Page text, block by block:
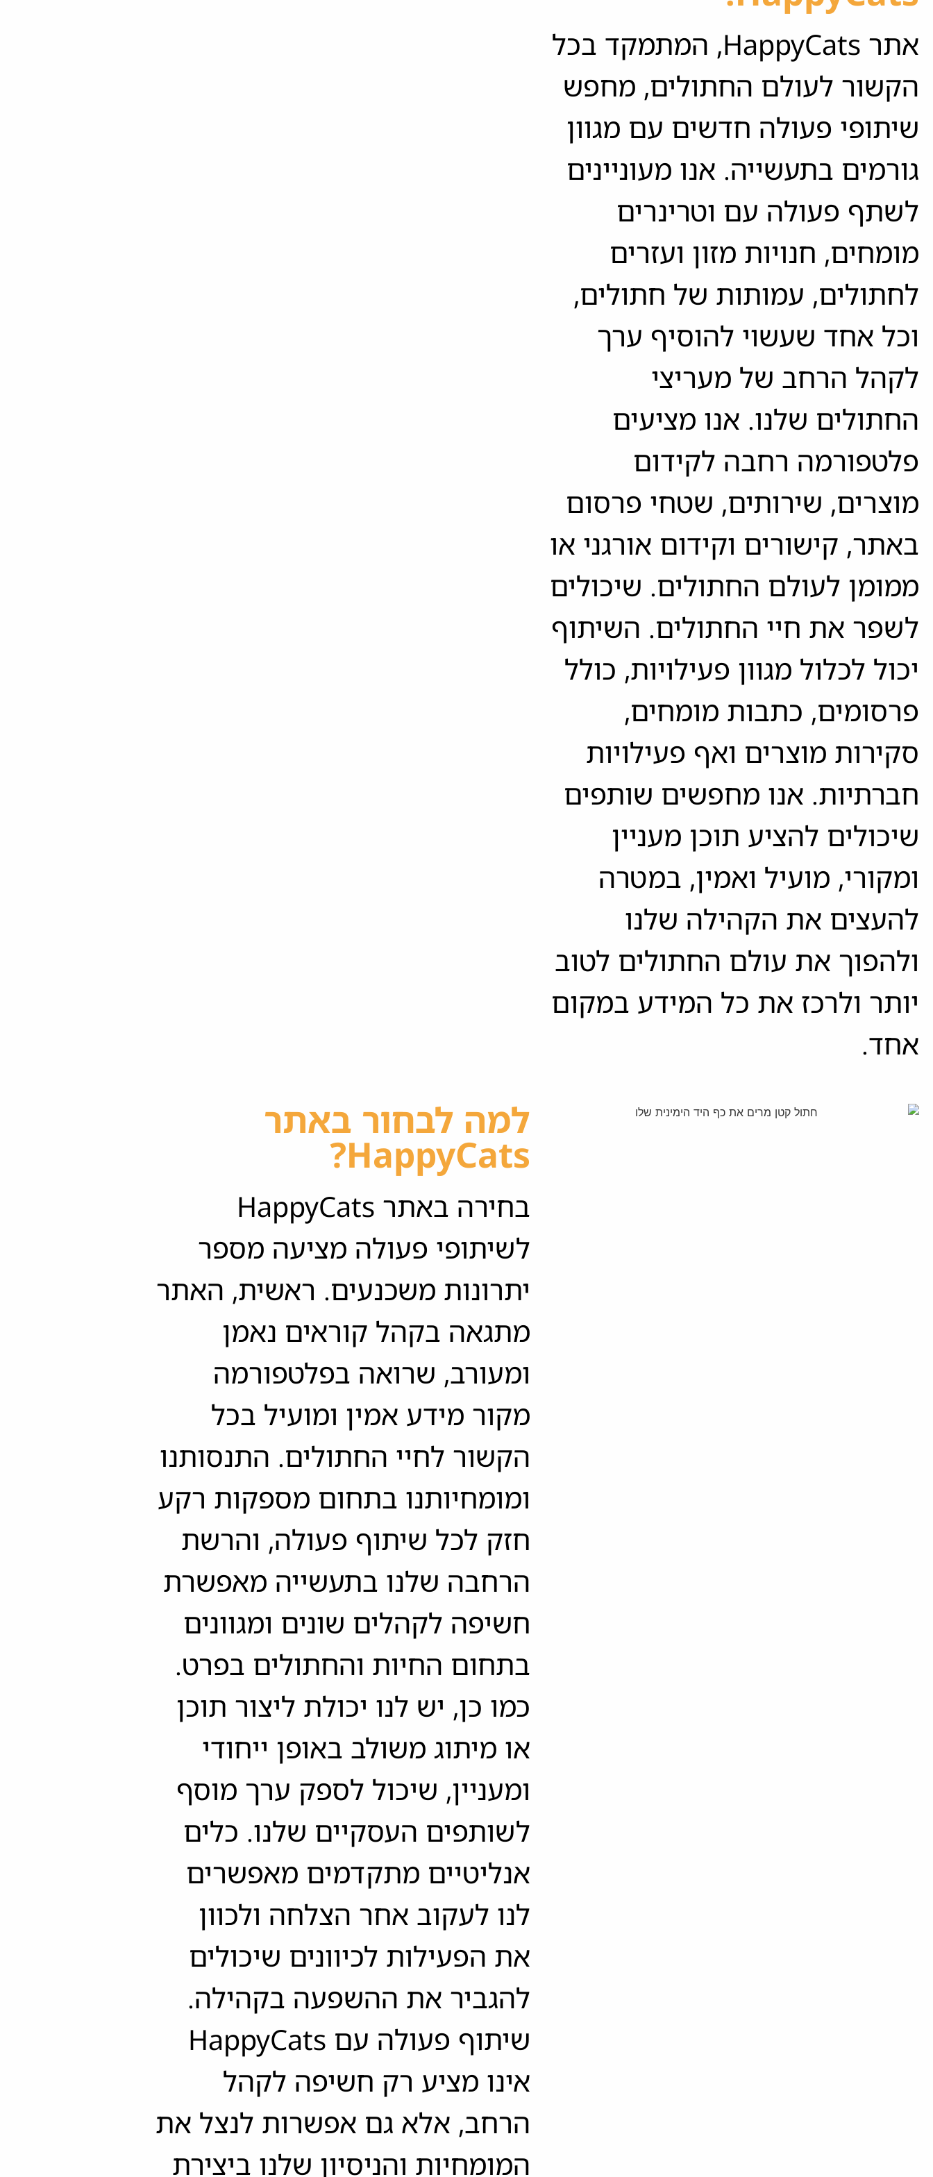
אתר HappyCats, המתמקד בכל
הקשור לעולם החתולים, מחפש
שיתופי פעולה חדשים עם מגוון
גורמים בתעשייה. אנו מעוניינים
לשתף פעולה עם וטרינרים
מומחים, חנויות מזון ועזרים
לחתולים, עמותות של חתולים,
וכל אחד שעשוי להוסיף ערך
לקהל הרחב של מעריצי
החתולים שלנו. אנו מציעים
פלטפורמה רחבה לקידום
מוצרים, שירותים, שטחי פרסום
באתר, קישורים וקידום אורגני או
ממומן לעולם החתולים. שיכולים
לשפר את חיי החתולים. השיתוף
יכול לכלול מגוון פעילויות, כולל
פרסומים, כתבות מומחים,
סקירות מוצרים ואף פעילויות
חברתיות. אנו מחפשים שותפים
שיכולים להציע תוכן מעניין
ומקורי, מועיל ואמין, במטרה
להעצים את הקהילה שלנו
ולהפוך את עולם החתולים לטוב
יותר ולרכז את כל המידע במקום
אחד.
למה לבחור באתר
HappyCats?
בחירה באתר HappyCats
לשיתופי פעולה מציעה מספר
יתרונות משכנעים. ראשית, האתר
מתגאה בקהל קוראים נאמן
ומעורב, שרואה בפלטפורמה
מקור מידע אמין ומועיל בכל
הקשור לחיי החתולים. התנסותנו
ומומחיותנו בתחום מספקות רקע
חזק לכל שיתוף פעולה, והרשת
הרחבה שלנו בתעשייה מאפשרת
חשיפה לקהלים שונים ומגוונים
בתחום החיות והחתולים בפרט.
כמו כן, יש לנו יכולת ליצור תוכן
או מיתוג משולב באופן ייחודי
ומעניין, שיכול לספק ערך מוסף
לשותפים העסקיים שלנו. כלים
אנליטיים מתקדמים מאפשרים
לנו לעקוב אחר הצלחה ולכוון
את הפעילות לכיוונים שיכולים
להגביר את ההשפעה בקהילה.
שיתוף פעולה עם HappyCats
אינו מציע רק חשיפה לקהל
הרחב, אלא גם אפשרות לנצל את
המומחיות והניסיון שלנו ביצירת